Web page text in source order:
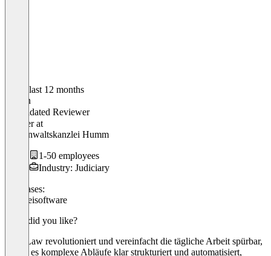
In the last 12 months
Fabian
Validated Reviewer
Inhaberat
Fachanwaltskanzlei Humm
1-50 employees
Industry: Judiciary
Use cases:
Kanzleisoftware
What did you like?
KanzLaw revolutioniert und vereinfacht die tägliche Arbeit spürbar,
indem es komplexe Abläufe klar strukturiert und automatisiert,